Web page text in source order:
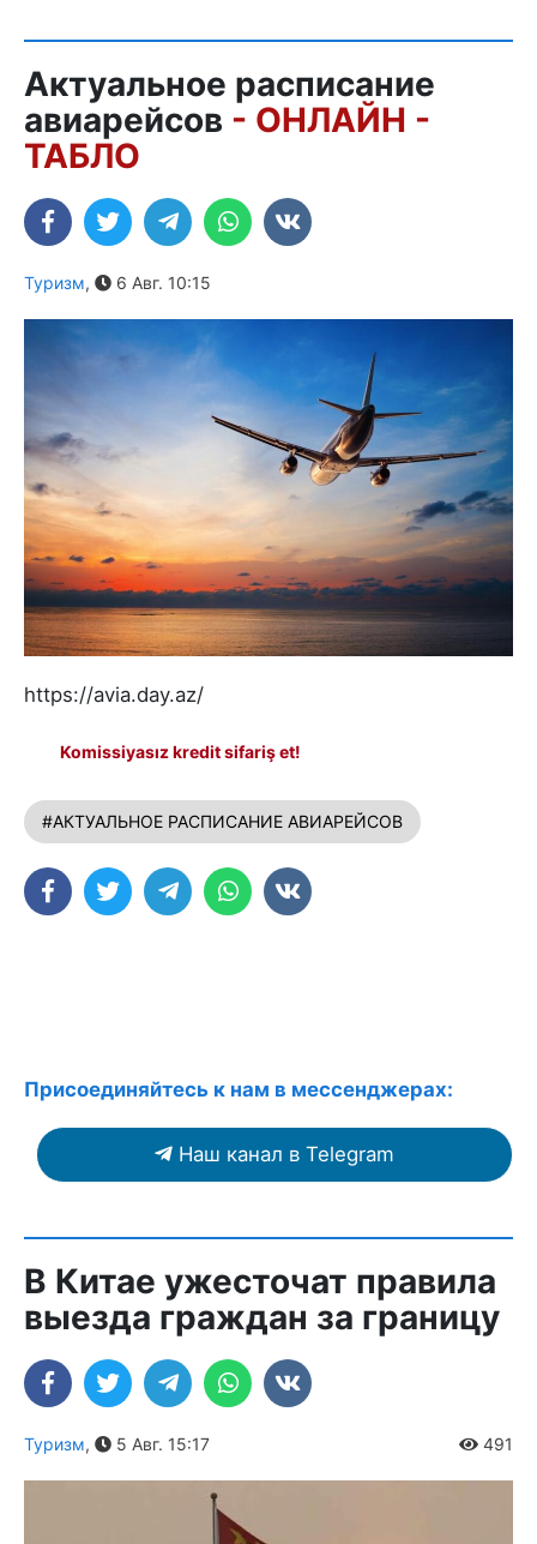
Актуальное расписание
авиарейсов - ОНЛАЙН -
ТАБЛО
Туризм, 6 Авг. 10:15
https://avia.day.az/
Komissiyasız kredit sifariş et!
#АКТУАЛЬНОЕ РАСПИСАНИЕ АВИАРЕЙСОВ
Присоединяйтесь к нам в мессенджерах:
Наш канал в Telegram
В Китае ужесточат правила
выезда граждан за границу
Туризм, 5 Авг. 15:17 491